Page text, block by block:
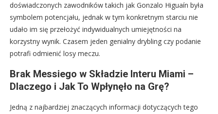
doświadczonych zawodników takich jak Gonzalo Higuaín była
symbolem potencjału, jednak w tym konkretnym starciu nie
udało im się przełożyć indywidualnych umiejętności na
korzystny wynik. Czasem jeden genialny drybling czy podanie
potrafi odmienić losy meczu.
Brak Messiego w Składzie Interu Miami –
Dlaczego i Jak To Wpłynęło na Grę?
Jedną z najbardziej znaczących informacji dotyczących tego